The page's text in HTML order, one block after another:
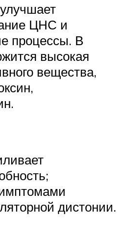
ЦНС и
процессы. В
высокая
вещества,
дистонии.